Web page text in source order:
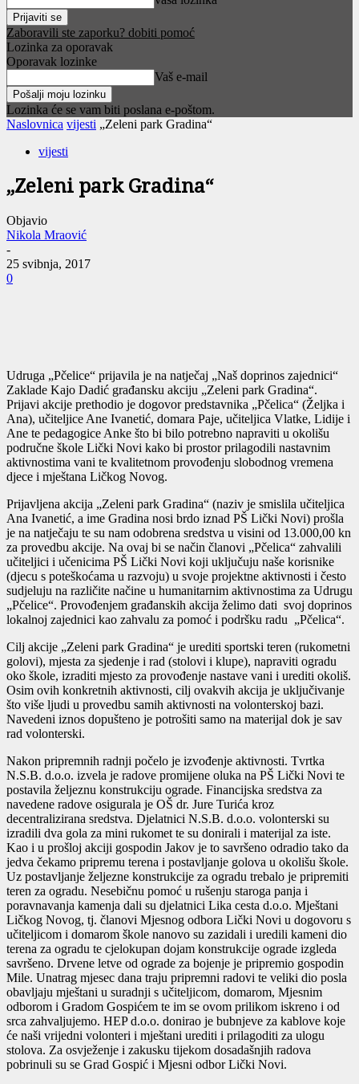
Zaboravili ste zaporku? dobiti pomoć
Lozinka za oporavak
Oporavak lozinke
Vaš e-mail
Lozinka će se vam biti poslana e-poštom.
Naslovnica vijesti „Zeleni park Gradina“
vijesti
„Zeleni park Gradina“
Objavio
Nikola Mraović
-
25 svibnja, 2017
0
Udruga „Pčelice“ prijavila je na natječaj „Naš doprinos zajednici“
Zaklade Kajo Dadić građansku akciju „Zeleni park Gradina“.
Prijavi akcije prethodio je dogovor predstavnika „Pčelica“ (Željka i
Ana), učiteljice Ane Ivanetić, domara Paje, učiteljica Vlatke, Lidije i
Ane te pedagogice Anke što bi bilo potrebno napraviti u okolišu
područne škole Lički Novi kako bi prostor prilagodili nastavnim
aktivnostima vani te kvalitetnom provođenju slobodnog vremena
djece i mještana Ličkog Novog.
Prijavljena akcija „Zeleni park Gradina“ (naziv je smislila učiteljica
Ana Ivanetić, a ime Gradina nosi brdo iznad PŠ Lički Novi) prošla
je na natječaju te su nam odobrena sredstva u visini od 13.000,00 kn
za provedbu akcije. Na ovaj bi se način članovi „Pčelica“ zahvalili
učiteljici i učenicima PŠ Lički Novi koji uključuju naše korisnike
(djecu s poteškoćama u razvoju) u svoje projektne aktivnosti i često
sudjeluju na različite načine u humanitarnim aktivnostima za Udrugu
„Pčelice“. Provođenjem građanskih akcija želimo dati svoj doprinos
lokalnoj zajednici kao zahvalu za pomoć i podršku radu „Pčelica“.
Cilj akcije „Zeleni park Gradina“ je urediti sportski teren (rukometni
golovi), mjesta za sjedenje i rad (stolovi i klupe), napraviti ogradu
oko škole, izraditi mjesto za provođenje nastave vani i urediti okoliš.
Osim ovih konkretnih aktivnosti, cilj ovakvih akcija je uključivanje
što više ljudi u provedbu samih aktivnosti na volonterskoj bazi.
Navedeni iznos dopušteno je potrošiti samo na materijal dok je sav
rad volonterski.
Nakon pripremnih radnji počelo je izvođenje aktivnosti. Tvrtka
N.S.B. d.o.o. izvela je radove promijene oluka na PŠ Lički Novi te
postavila željeznu konstrukciju ograde. Financijska sredstva za
navedene radove osigurala je OŠ dr. Jure Turića kroz
decentralizirana sredstva. Djelatnici N.S.B. d.o.o. volonterski su
izradili dva gola za mini rukomet te su donirali i materijal za iste.
Kao i u prošloj akciji gospodin Jakov je to savršeno odradio tako da
jedva čekamo pripremu terena i postavljanje golova u okolišu škole.
Uz postavljanje željezne konstrukcije za ogradu trebalo je pripremiti
teren za ogradu. Nesebičnu pomoć u rušenju staroga panja i
poravnavanja kamenja dali su djelatnici Lika cesta d.o.o. Mještani
Ličkog Novog, tj. članovi Mjesnog odbora Lički Novi u dogovoru s
učiteljicom i domarom škole nanovo su zazidali i uredili kameni dio
terena za ogradu te cjelokupan dojam konstrukcije ograde izgleda
savršeno. Drvene letve od ograde za bojenje je pripremio gospodin
Mile. Unatrag mjesec dana traju pripremni radovi te veliki dio posla
obavljaju mještani u suradnji s učiteljicom, domarom, Mjesnim
odborom i Gradom Gospićem te im se ovom prilikom iskreno i od
srca zahvaljujemo. HEP d.o.o. donirao je bubnjeve za kablove koje
će naši vrijedni volonteri i mještani urediti i prilagoditi za ulogu
stolova. Za osvježenje i zakusku tijekom dosadašnjih radova
pobrinuli su se Grad Gospić i Mjesni odbor Lički Novi.